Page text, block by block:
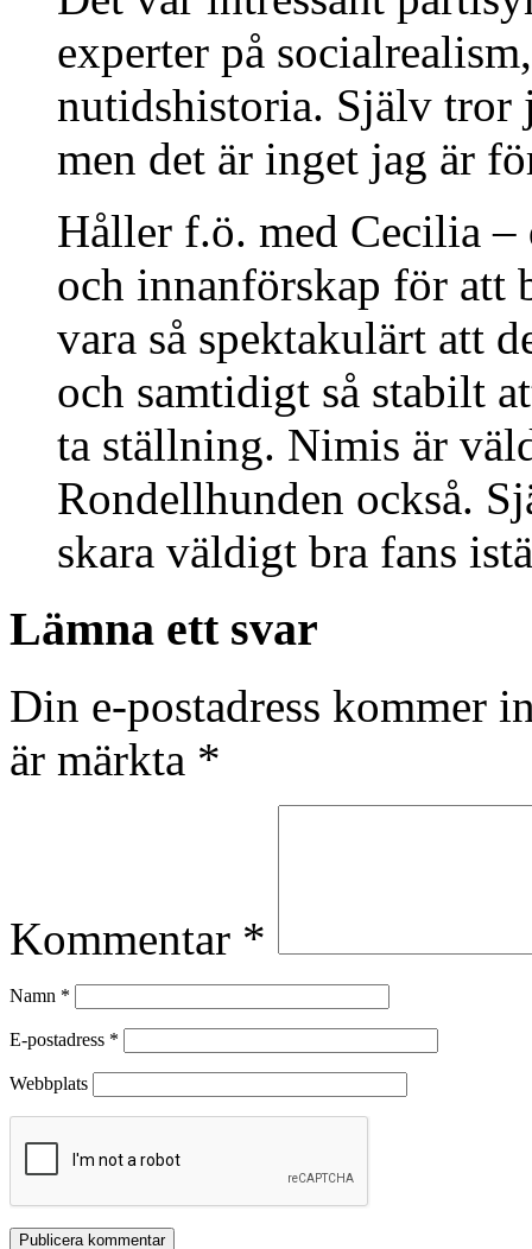
experter på
nutidshistoria. Själv tror
men det är inget jag är
Håller f.ö. med Cecilia –
och innanförskap för att
vara så spektakulärt att
och samtidigt så stabilt
ta ställning. Nimis är
Rondellhunden också.
skara väldigt bra fans
Lämna ett svar
Din e-postadress kommer
är märkta *
Kommentar *
Namn *
E-postadress *
Webbplats